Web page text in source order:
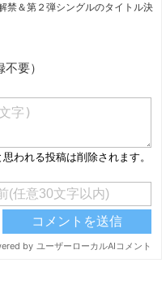
禁＆第２弾シングルのタイトル決
要）